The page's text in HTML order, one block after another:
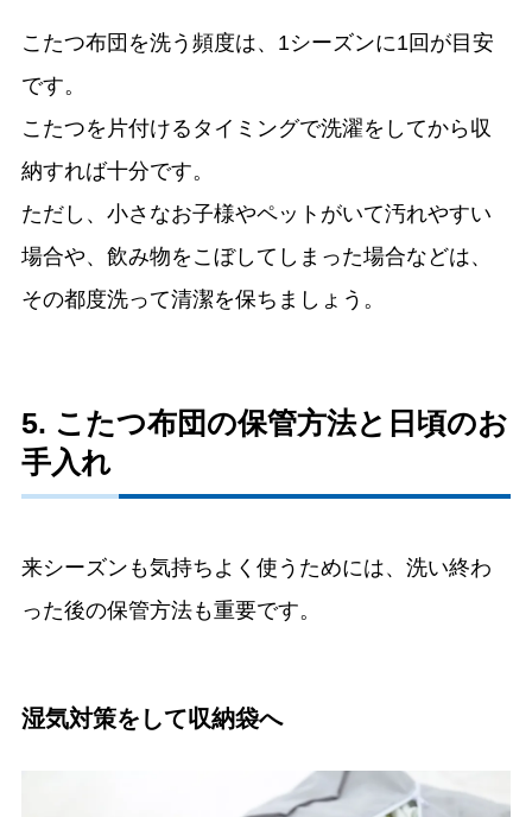
こたつ布団を洗う頻度は、1シーズンに1回が目安
です。
こたつを片付けるタイミングで洗濯をしてから収
納すれば十分です。
ただし、小さなお子様やペットがいて汚れやすい
場合や、飲み物をこぼしてしまった場合などは、
その都度洗って清潔を保ちましょう。
5. こたつ布団の保管方法と日頃のお
手入れ
来シーズンも気持ちよく使うためには、洗い終わ
った後の保管方法も重要です。
湿気対策をして収納袋へ